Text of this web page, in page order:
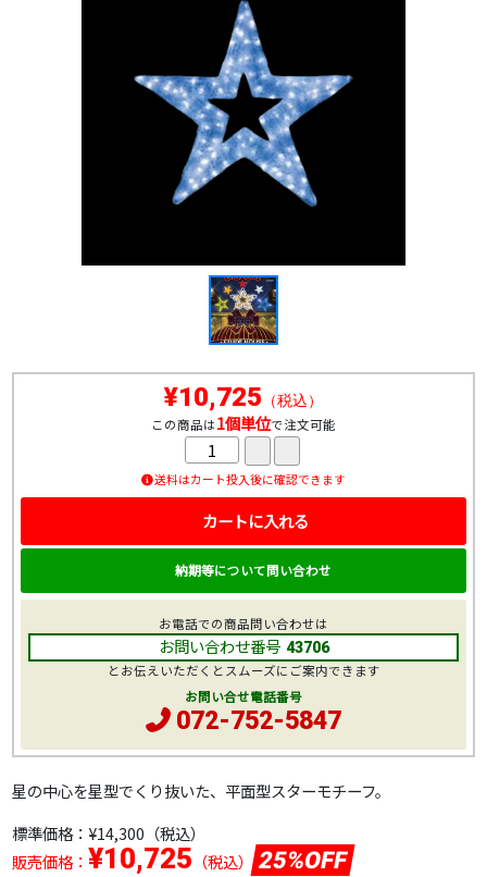
星の中心を星型でくり抜いた、平面型スターモチーフ。
標準価格： ¥14,300 （税込）
販売価格： ¥10,725 （税込） 25%OFF
¥10,725 （税込）
この商品は1個単位で注文可能
送料はカート投入後に確認できます
カートに入れる
納期等について問い合わせ
お電話での商品問い合わせは
お問い合わせ番号 43706
とお伝えいただくとスムーズにご案内できます
お問い合せ電話番号
072-752-5847